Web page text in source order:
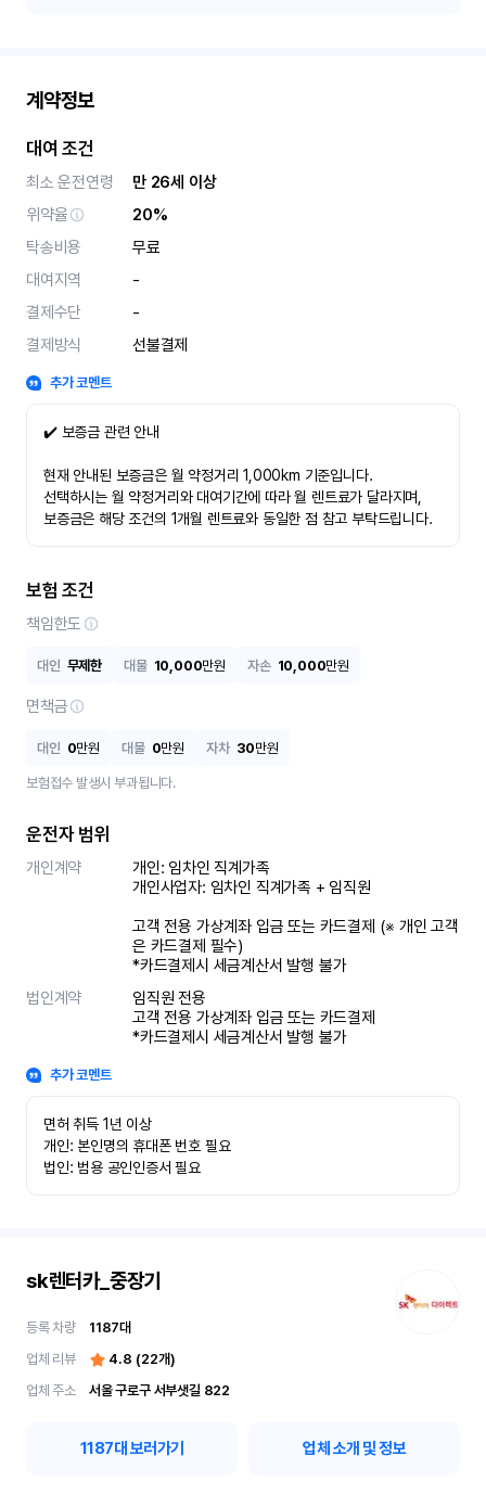
계약정보
대여 조건
최소 운전연령
만 26세 이상
위약율
20%
탁송비용
무료
대여지역
-
결제수단
-
결제방식
선불결제
추가 코멘트
✔️ 보증금 관련 안내
현재 안내된 보증금은 월 약정거리 1,000km 기준입니다.
선택하시는 월 약정거리와 대여기간에 따라 월 렌트료가 달라지며,
보증금은 해당 조건의 1개월 렌트료와 동일한 점 참고 부탁드립니다.
보험 조건
책임한도
대인 무제한 대물 10,000만원 자손 10,000만원
면책금
대인 0만원 대물 0만원 자차 30만원
보험접수 발생시 부과됩니다.
운전자 범위
개인계약
개인: 임차인 직계가족
개인사업자: 임차인 직계가족 + 임직원
고객 전용 가상계좌 입금 또는 카드결제 (※ 개인 고객
은 카드결제 필수)
*카드결제시 세금계산서 발행 불가
법인계약
임직원 전용
고객 전용 가상계좌 입금 또는 카드결제
*카드결제시 세금계산서 발행 불가
추가 코멘트
면허 취득 1년 이상
개인: 본인명의 휴대폰 번호 필요
법인: 범용 공인인증서 필요
sk렌터카_중장기
등록 차량 1187대
업체 리뷰
4.8 (22개)
업체 주소
서울 구로구 서부샛길 822
1187대 보러가기 업체 소개 및 정보